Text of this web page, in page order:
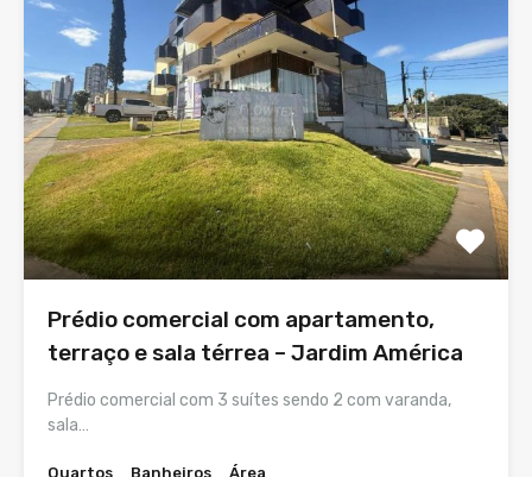
Prédio comercial com apartamento,
terraço e sala térrea – Jardim América
Prédio comercial com 3 suítes sendo 2 com varanda,
sala…
Quartos
Banheiros
Área